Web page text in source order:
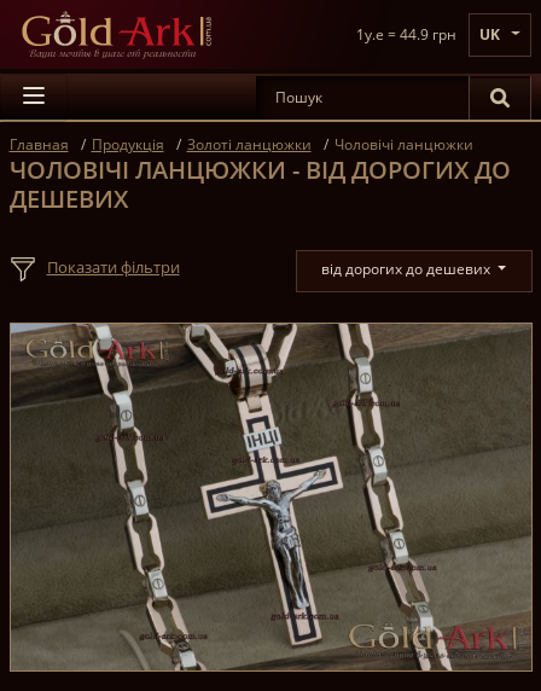
UK
1y.e = 44.9 грн
Главная Продукція Золоті ланцюжки Чоловічі ланцюжки
ЧОЛОВІЧІ ЛАНЦЮЖКИ - ВІД ДОРОГИХ ДО
ДЕШЕВИХ
від дорогих до дешевих
Показати фільтри